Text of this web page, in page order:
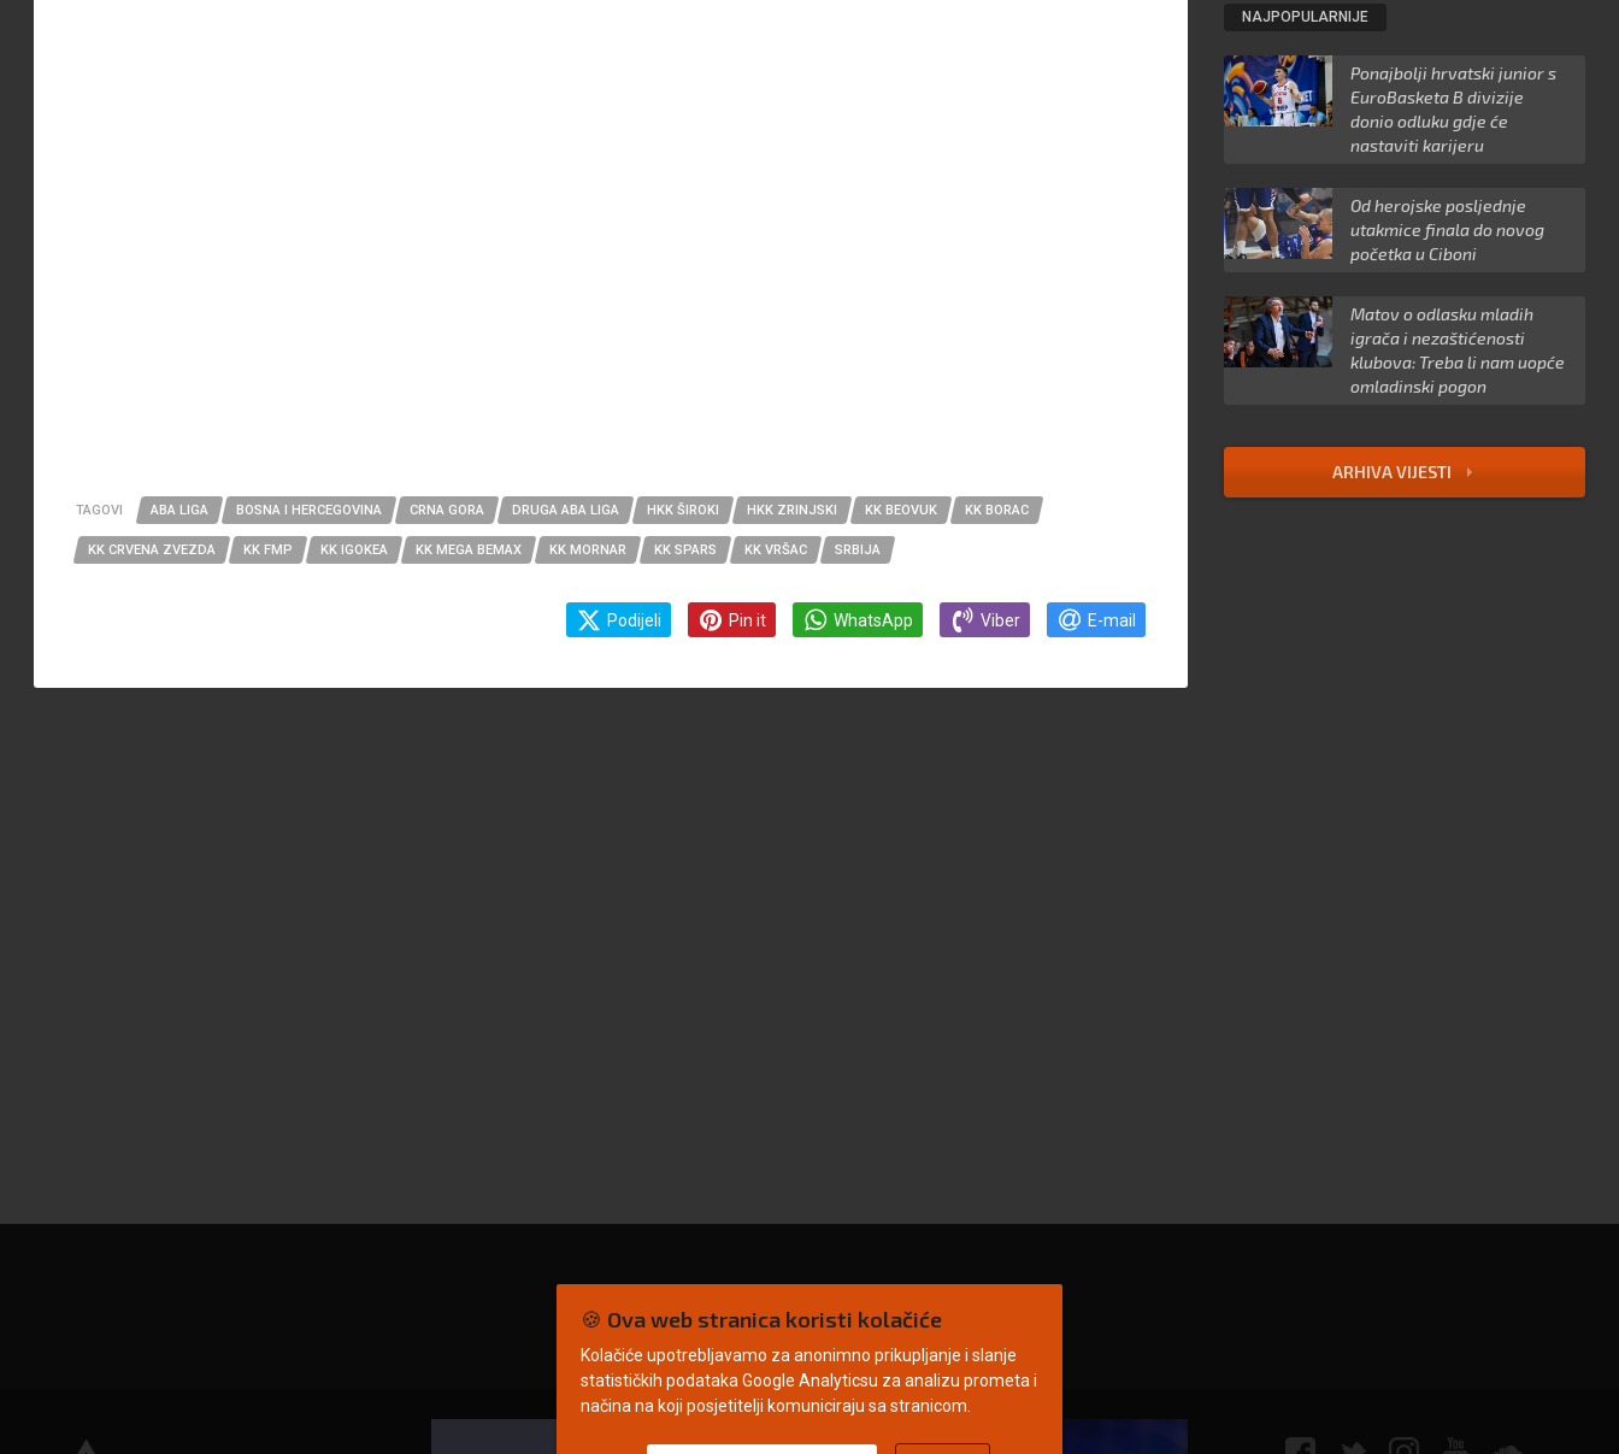
TAGOVI ABA LIGA BOSNA I HERCEGOVINA CRNA GORA DRUGA ABA LIGA HKK ŠIROKI HKK ZRINJSKI KK BEOVUK KK BORAC
KK CRVENA ZVEZDA KK FMP KK IGOKEA KK MEGA BEMAX KK MORNAR KK SPARS KK VRŠAC SRBIJA
Podijeli Pin it WhatsApp Viber E-mail
NAJPOPULARNIJE
Ponajbolji hrvatski junior s
EuroBasketa B divizije
donio odluku gdje će
nastaviti karijeru
Od herojske posljednje
utakmice finala do novog
početka u Ciboni
Matov o odlasku mladih
igrača i nezaštićenosti
klubova: Treba li nam uopće
omladinski pogon
ARHIVA VIJESTI
🍪 Ova web stranica koristi kolačiće
Kolačiće upotrebljavamo za anonimno prikupljanje i slanje
statističkih podataka Google Analyticsu za analizu prometa i
načina na koji posjetitelji komuniciraju sa stranicom.